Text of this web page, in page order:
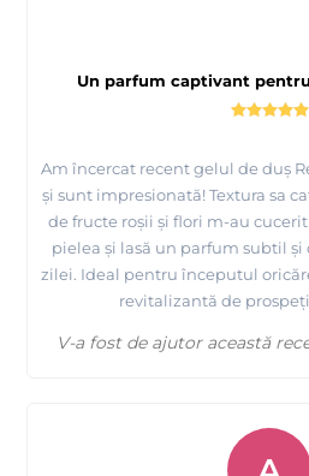
Un parfum captivant
Am încercat recent gelul de duș
și sunt impresionată! Textura sa
de fructe roșii și flori m-au
pielea și lasă un parfum subtil
zilei. Ideal pentru începutul
revitalizantă de
V-a fost de ajutor această